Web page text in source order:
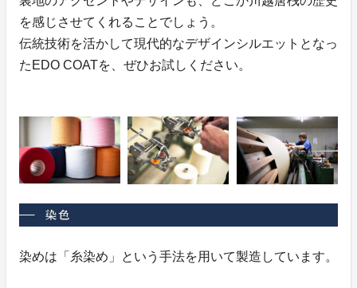
を感じさせてくれることでしょう。
伝統技術を活かして現代的なデザインシルエットとなっ
たEDO COATを、ぜひお試しください。
染めは「糸染め」という手法を用いて製造しています。